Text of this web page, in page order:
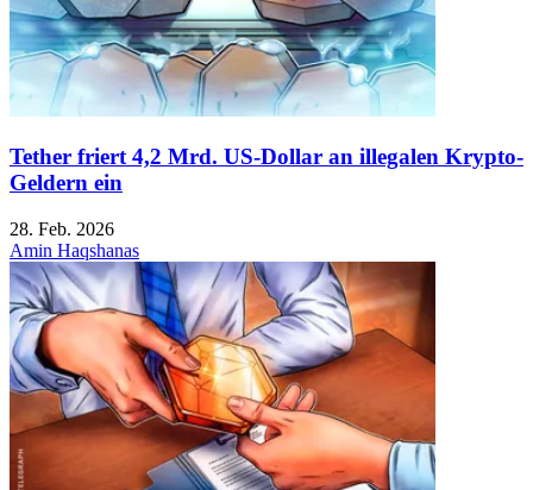
Tether friert 4,2 Mrd. US-Dollar an illegalen Krypto-
Geldern ein
28. Feb. 2026
Amin Haqshanas